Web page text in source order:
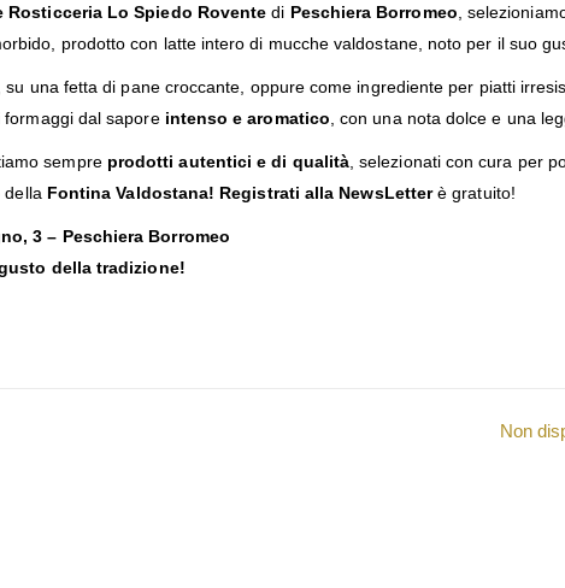
Rosticceria Lo Spiedo Rovente di Peschiera Borromeo,
prodotto con latte intero di mucche valdostane, noto per il suo
su una fetta di pane croccante, oppure come ingrediente per piatti
dal sapore intenso e aromatico, con una nota dolce e una
sempre prodotti autentici e di qualità, selezionati con cura per
della Fontina Valdostana! Registrati alla NewsLetterè gratuito!
3 – Peschiera Borromeo
della tradizione!
Non